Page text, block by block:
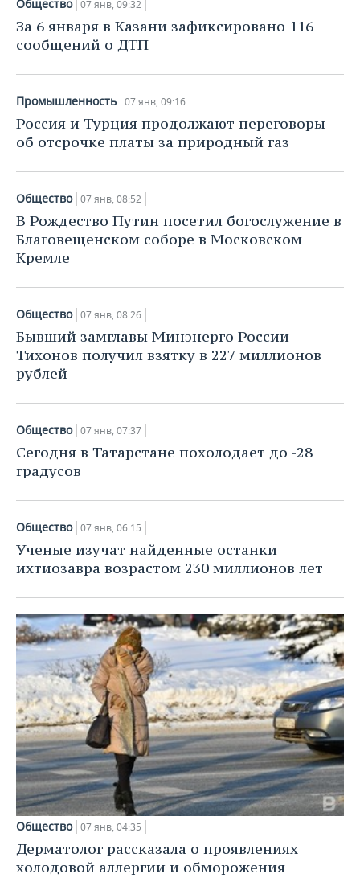
Общество 07 янв, 09:32
За 6 января в Казани зафиксировано 116
сообщений о ДТП
Промышленность 07 янв, 09:16
Россия и Турция продолжают переговоры
об отсрочке платы за природный газ
Общество 07 янв, 08:52
В Рождество Путин посетил богослужение в
Благовещенском соборе в Московском
Кремле
Общество 07 янв, 08:26
Бывший замглавы Минэнерго России
Тихонов получил взятку в 227 миллионов
рублей
Общество 07 янв, 07:37
Сегодня в Татарстане похолодает до -28
градусов
Общество 07 янв, 06:15
Ученые изучат найденные останки
ихтиозавра возрастом 230 миллионов лет
Общество 07 янв, 04:35
Дерматолог рассказала о проявлениях
холодовой аллергии и обморожения